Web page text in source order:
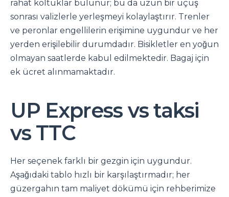
rahat koltuklar bulunur; bu da uzun bir uçuş
sonrası valizlerle yerleşmeyi kolaylaştırır. Trenler
ve peronlar engellilerin erişimine uygundur ve her
yerden erişilebilir durumdadır. Bisikletler en yoğun
olmayan saatlerde kabul edilmektedir. Bagaj için
ek ücret alınmamaktadır.
UP Express vs taksi
vs TTC
Her seçenek farklı bir gezgin için uygundur.
Aşağıdaki tablo hızlı bir karşılaştırmadır; her
güzergahın tam maliyet dökümü için rehberimize